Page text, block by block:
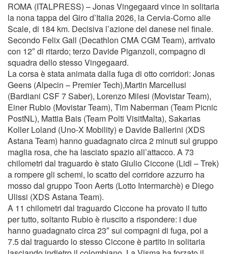
ROMA (ITALPRESS) – Jonas Vingegaard vince in solitaria
la nona tappa del Giro d’Italia 2026, la Cervia-Corno alle
Scale, di 184 km. Decisiva l’azione del danese nel finale.
Secondo Felix Gall (Decathlon CMA CGM Team), arrivato
con 12″ di ritardo; terzo Davide Piganzoli, compagno di
squadra dello stesso Vingegaard.
La corsa è stata animata dalla fuga di otto corridori: Jonas
Geens (Alpecin – Premier Tech),Martin Marcellusi
(Bardiani CSF 7 Saber), Lorenzo Milesi (Movistar Team),
Einer Rubio (Movistar Team), Tim Naberman (Team Picnic
PostNL), Mattia Bais (Team Polti VisitMalta), Sakarias
Koller Loland (Uno-X Mobility) e Davide Ballerini (XDS
Astana Team) hanno guadagnato circa 2 minuti sul gruppo
maglia rosa, che ha lasciato spazio all’attacco. A 73
chilometri dal traguardo è stato Giulio Ciccone (Lidl – Trek)
a rompere gli schemi, lo scatto del corridore azzurro ha
mosso dal gruppo Toon Aerts (Lotto Intermarchè) e Diego
Ulissi (XDS Astana Team).
A 11 chilometri dal traguardo Ciccone ha provato il tutto
per tutto, soltanto Rubio è riuscito a rispondere: i due
hanno guadagnato circa 23″ sui compagni di fuga, poi a
7.5 dal traguardo lo stesso Ciccone è partito in solitaria